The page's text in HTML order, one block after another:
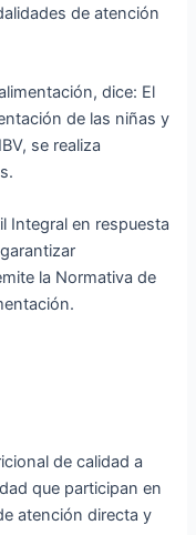
de atención
dice: El
de las niñas y
se realiza
Integral en respuesta
la Normativa de
de calidad a
que participan en
atención directa y